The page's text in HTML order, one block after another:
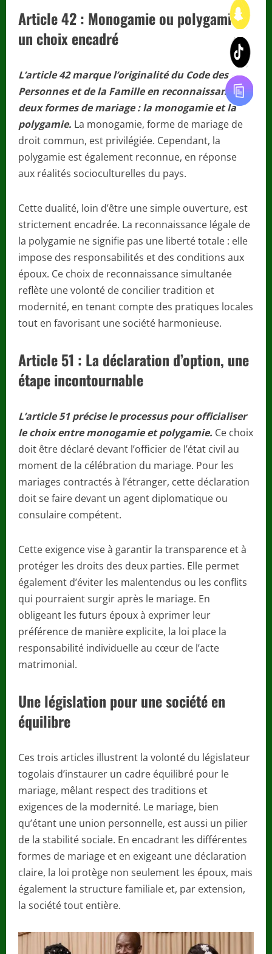
Article 42 : Monogamie ou polygamie,
un choix encadré
L’article 42 marque l’originalité du Code des
Personnes et de la Famille en reconnaissant
deux formes de mariage : la monogamie et la
polygamie. La monogamie, forme de mariage de
droit commun, est privilégiée. Cependant, la
polygamie est également reconnue, en réponse
aux réalités socioculturelles du pays.
Cette dualité, loin d’être une simple ouverture, est
strictement encadrée. La reconnaissance légale de
la polygamie ne signifie pas une liberté totale : elle
impose des responsabilités et des conditions aux
époux. Ce choix de reconnaissance simultanée
reflète une volonté de concilier tradition et
modernité, en tenant compte des pratiques locales
tout en favorisant une société harmonieuse.
Article 51 : La déclaration d’option, une
étape incontournable
L’article 51 précise le processus pour officialiser
le choix entre monogamie et polygamie. Ce choix
doit être déclaré devant l’officier de l’état civil au
moment de la célébration du mariage. Pour les
mariages contractés à l’étranger, cette déclaration
doit se faire devant un agent diplomatique ou
consulaire compétent.
Cette exigence vise à garantir la transparence et à
protéger les droits des deux parties. Elle permet
également d’éviter les malentendus ou les conflits
qui pourraient surgir après le mariage. En
obligeant les futurs époux à exprimer leur
préférence de manière explicite, la loi place la
responsabilité individuelle au cœur de l’acte
matrimonial.
Une législation pour une société en
équilibre
Ces trois articles illustrent la volonté du législateur
togolais d’instaurer un cadre équilibré pour le
mariage, mêlant respect des traditions et
exigences de la modernité. Le mariage, bien
qu’étant une union personnelle, est aussi un pilier
de la stabilité sociale. En encadrant les différentes
formes de mariage et en exigeant une déclaration
claire, la loi protège non seulement les époux, mais
également la structure familiale et, par extension,
la société tout entière.